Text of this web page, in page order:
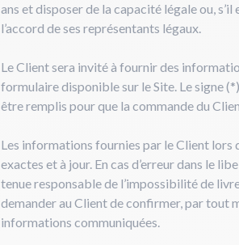
ans et disposer de la capacité légale ou,
l’accord de ses représentants légaux.
Le Client sera invité à fournir des
formulaire disponible sur le Site. Le signe
être remplis pour que la commande du
Les informations fournies par le Client lors
exactes et à jour. En cas d’erreur dans le
tenue responsable de l’impossibilité de
demander au Client de confirmer, par tout
informations communiquées.